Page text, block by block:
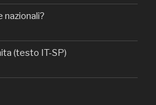
nazionali?
(testo IT-SP)